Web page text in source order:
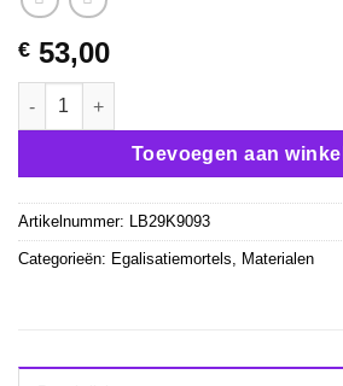
€ 53,00
Eurocol 924 EUROPLAN HYBRID aantal
Toevoegen aan
Artikelnummer: LB29K9093
Categorieën: Egalisatiemortels Materialen